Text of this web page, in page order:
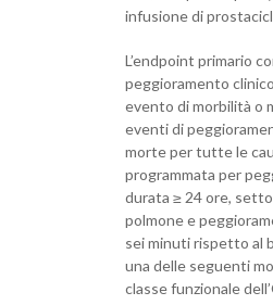
infusione di
L’endpoint primario
peggioramento
evento di morbilità o
eventi di
morte per tutte le
programmata per
durata ≥ 24 ore,
polmone e
sei minuti rispetto al
una delle seguenti
classe funzionale